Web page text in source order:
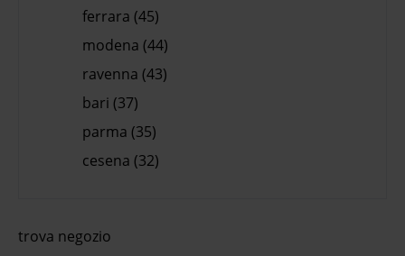
ferrara (45)
modena (44)
ravenna (43)
bari (37)
parma (35)
cesena (32)
trova negozio